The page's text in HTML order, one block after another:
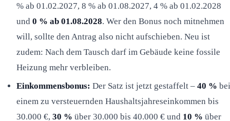
% ab 01.02.2027, 8 % ab 01.08.2027, 4 % ab 01.02.2028
und 0 % ab 01.08.2028. Wer den Bonus noch mitnehmen
will, sollte den Antrag also nicht aufschieben. Neu ist
zudem: Nach dem Tausch darf im Gebäude keine fossile
Heizung mehr verbleiben.
Einkommensbonus: Der Satz ist jetzt gestaffelt – 40 % bei
einem zu versteuernden Haushaltsjahreseinkommen bis
30.000 €, 30 % über 30.000 bis 40.000 € und 10 % über